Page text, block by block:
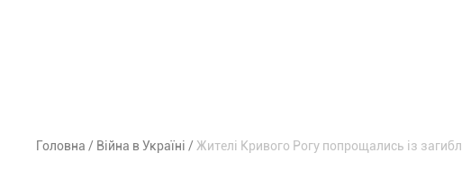
Головна Війна в Україні Жителі Кривого Рогу попрощались із